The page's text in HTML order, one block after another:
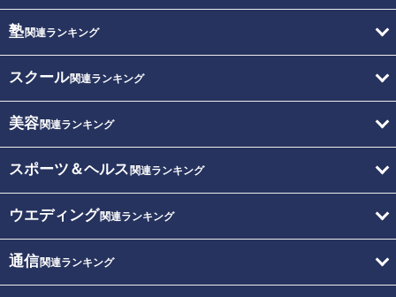
塾関連ランキング
スクール関連ランキング
美容関連ランキング
スポーツ＆ヘルス 関連ランキング
ウエディング関連ランキング
通信関連ランキング